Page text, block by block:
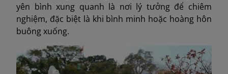
yên bình xung quanh là nơi lý tưởng để chiêm
nghiệm, đặc biệt là khi bình minh hoặc hoàng hôn
buông xuống.